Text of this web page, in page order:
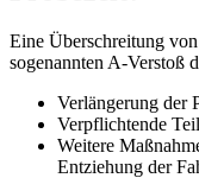
Eine Überschreitung
sogenannten A-Verstoß
Verlängerung der
Verpflichtende
Weitere
Entziehung der